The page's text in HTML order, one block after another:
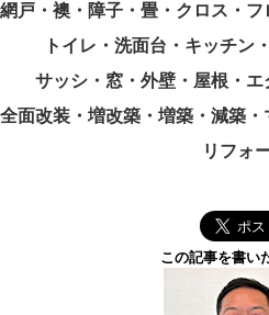
網戸・襖・障子・畳・クロス・
トイレ・洗面台・キッチン
サッシ・窓・外壁・屋根・
全面改装・増改築・増築・減築
リフォ
この記事を書い